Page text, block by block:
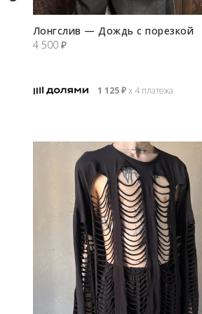
Лонгслив — Дождь с порезкой
4 500 ₽
1 125₽х 4 платежа